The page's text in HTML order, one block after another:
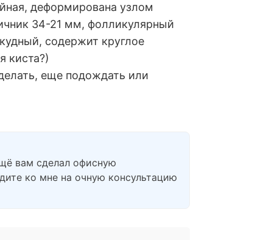
деформирована узлом
34-21 мм, фолликулярный
содержит круглое
киста?)
еще подождать или
вам сделал офисную
ко мне на очную консультацию